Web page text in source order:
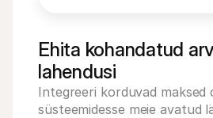
Ehita kohandatud
lahendusi
Integreeri korduvad maksed
süsteemidesse meie avatud